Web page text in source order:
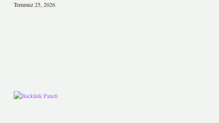
Temmuz 25, 2026